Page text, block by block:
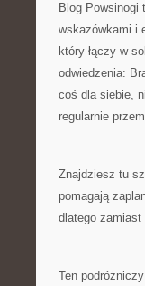
Blog Powsinogi
wskazówkami i
który łączy w
odwiedzenia:
coś dla siebie,
regularnie
Znajdziesz tu
pomagają
dlatego
Ten